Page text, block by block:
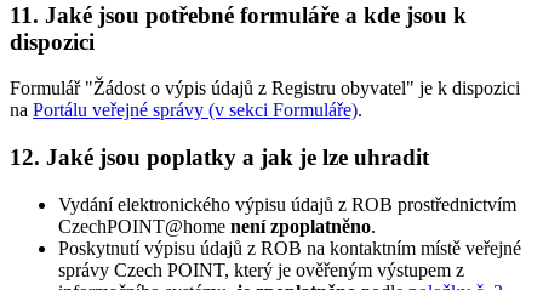
11. Jaké jsou potřebné formuláře a kde jsou k
dispozici
Formulář "Žádost o výpis údajů z Registru obyvatel" je k dispozici
na Portálu veřejné správy (v sekci Formuláře).
12. Jaké jsou poplatky a jak je lze uhradit
Vydání elektronického výpisu údajů z ROB prostřednictvím
CzechPOINT@home není zpoplatněno.
Poskytnutí výpisu údajů z ROB na kontaktním místě veřejné
správy Czech POINT, který je ověřeným výstupem z